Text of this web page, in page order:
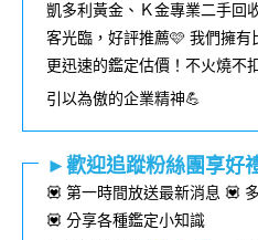
凱多利黃金、Ｋ金專業二手回
客光臨，好評推薦🩷 我們擁有
更迅速的鑑定估價！不火燒不
引以為傲的企業精神💪
►歡迎追蹤粉絲團享好
💟 第一時間放送最新消息 💟
💟 分享各種鑑定小知識